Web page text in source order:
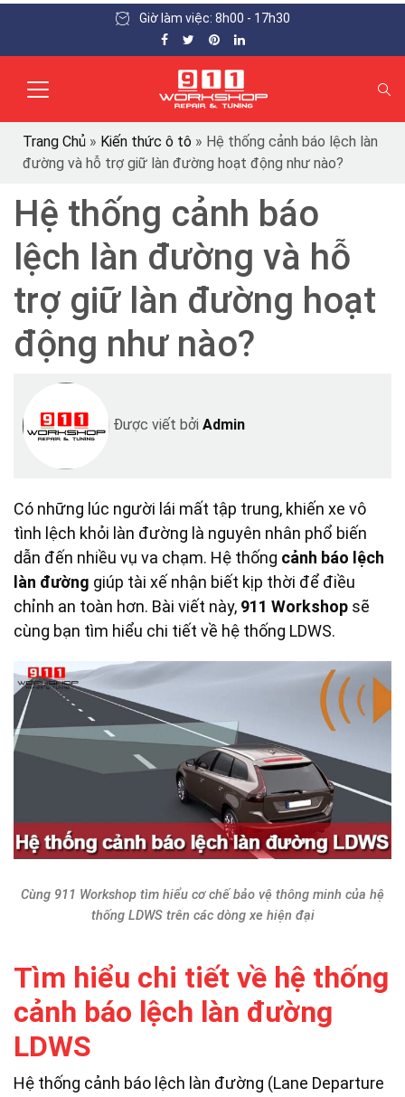
Giờ làm việc: 8h00 - 17h30
Trang Chủ » Kiến thức ô tô » Hệ thống cảnh báo lệch làn
đường và hỗ trợ giữ làn đường hoạt động như nào?
Hệ thống cảnh báo
lệch làn đường và hỗ
trợ giữ làn đường hoạt
động như nào?
Được viết bởi Admin
Có những lúc người lái mất tập trung, khiến xe vô
tình lệch khỏi làn đường là nguyên nhân phổ biến
dẫn đến nhiều vụ va chạm. Hệ thống cảnh báo lệch
làn đường giúp tài xế nhận biết kịp thời để điều
chỉnh an toàn hơn. Bài viết này, 911 Workshop sẽ
cùng bạn tìm hiểu chi tiết về hệ thống LDWS.
Cùng 911 Workshop tìm hiểu cơ chế bảo vệ thông minh của hệ
thống LDWS trên các dòng xe hiện đại
Tìm hiểu chi tiết về hệ thống
cảnh báo lệch làn đường
LDWS
Hệ thống cảnh báo lệch làn đường (Lane Departure